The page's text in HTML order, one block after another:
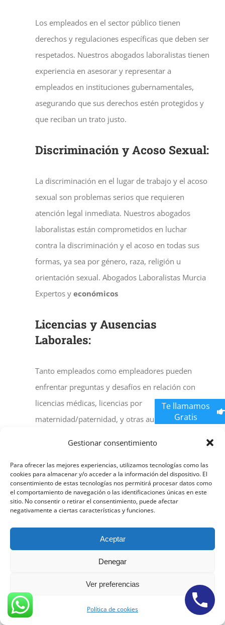
Gestionar consentimiento
Para ofrecer las mejores experiencias, utilizamos tecnologías como las
cookies para almacenar y/o acceder a la información del dispositivo. El
consentimiento de estas tecnologías nos permitirá procesar datos como
el comportamiento de navegación o las identificaciones únicas en este
sitio. No consentir o retirar el consentimiento, puede afectar
negativamente a ciertas características y funciones.
Aceptar
Denegar
Ver preferencias
Política de cookies
Los empleados en el sector público tienen
derechos y regulaciones específicas que deben ser
respetados. Nuestros abogados laboralistas tienen
experiencia en asesorar y representar a
empleados en instituciones gubernamentales,
asegurando que sus derechos estén protegidos y
que reciban un trato justo.
Discriminación y Acoso Sexual:
La discriminación en el lugar de trabajo y el acoso
sexual son problemas serios que requieren
atención legal inmediata. Nuestros abogados
laboralistas están comprometidos en luchar
contra la discriminación y el acoso en todas sus
formas, ya sea por género, raza, religión u
orientación sexual. Abogados Laboralistas Murcia
Expertos y económicos
Licencias y Ausencias
Laborales:
Tanto empleados como empleadores pueden
enfrentar preguntas y desafíos en relación con
licencias médicas, licencias por
maternidad/paternidad, y otras ausencias
regulaciones pertinentes para garantizar que se
respeten los derechos de todos.Abogados
Laboralistas Murcia Expertos yeconómicos
Trabajadores Independientes y
Contratistas Murcia
independientes ha planteado nuevas cuestiones
legales. Si eres un trabajador independiente,
Te llamamos
Gratis